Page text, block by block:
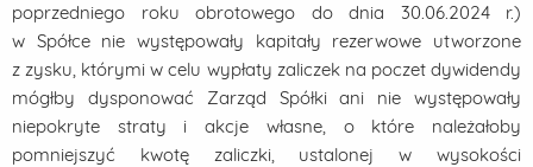
poprzedniego roku obrotowego do dnia 30.06.2024 r.)
w Spółce nie występowały kapitały rezerwowe utworzone
z zysku, którymi w celu wypłaty zaliczek na poczet dywidendy
mógłby dysponować Zarząd Spółki ani nie występowały
niepokryte straty i akcje własne, o które należałoby
pomniejszyć kwotę zaliczki, ustalonej w wysokości